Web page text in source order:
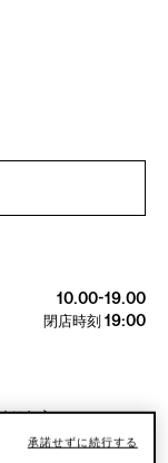
10.00-19.00
閉店時刻 19:00
こちら。
承諾せずに続行する